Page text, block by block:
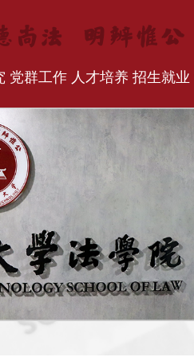
党群工作 人才培养 招生就业